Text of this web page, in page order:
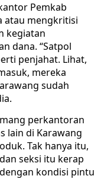
Pemkab
atau mengkritisi
kegiatan
dana. “Satpol
penjahat. Lihat,
mereka
sudah
perkantoran
lain di Karawang
Tak hanya itu,
seksi itu kerap
kondisi pintu